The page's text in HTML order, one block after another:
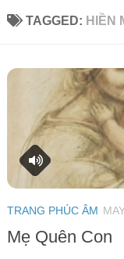
TAGGED: HIỀN
TRANG PHÚC ÂM
Mẹ Quên Con